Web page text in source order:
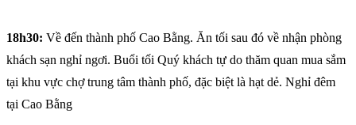
18h30: Về đến thành phố Cao Bằng. Ăn tối sau đó về nhận phòng
khách sạn nghỉ ngơi. Buổi tối Quý khách tự do thăm quan mua sắm
tại khu vực chợ trung tâm thành phố, đặc biệt là hạt dẻ. Nghỉ đêm
tại Cao Bằng